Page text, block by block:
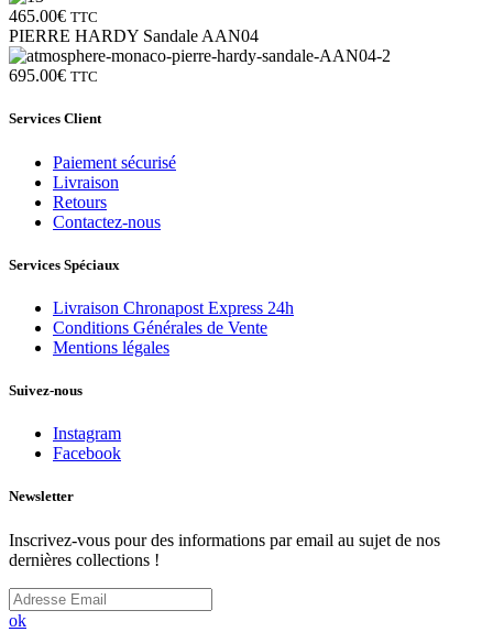
465.00€ TTC
PIERRE HARDY Sandale AAN04
695.00€ TTC
Services Client
Paiement sécurisé
Livraison
Retours
Contactez-nous
Services Spéciaux
Livraison Chronapost Express 24h
Conditions Générales de Vente
Mentions légales
Suivez-nous
Instagram
Facebook
Newsletter
Inscrivez-vous pour des informations par email au sujet de nos
dernières collections !
ok